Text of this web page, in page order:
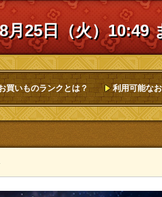
8月25日（火）10:49
買いものランクとは？ 利用可能な